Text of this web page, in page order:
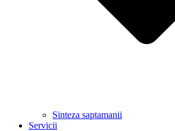
Sinteza saptamanii
Servicii